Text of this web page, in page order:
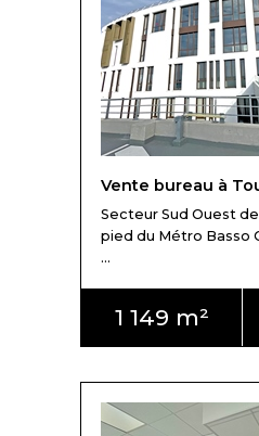
Vente bureau à
Secteur Sud Ouest
pied du Métro Basso
...
1 149 m²